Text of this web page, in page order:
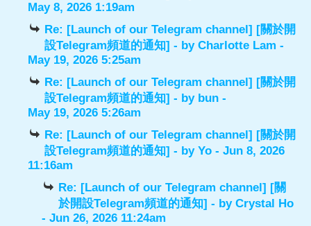
May 8, 2026 1:19am
Re: [Launch of our Telegram channel] [關於開
設Telegram頻道的通知] - byCharlotte Lam -
May 19, 2026 5:25am
Re: [Launch of our Telegram channel] [關於開
設Telegram頻道的通知] - by bun -
May 19, 2026 5:26am
Re: [Launch of our Telegram channel] [關於開
設Telegram頻道的通知] - byYo - Jun 8, 2026
11:16am
Re: [Launch of our Telegram channel] [關
於開設Telegram頻道的通知] - byCrystal Ho
- Jun 26, 2026 11:24am